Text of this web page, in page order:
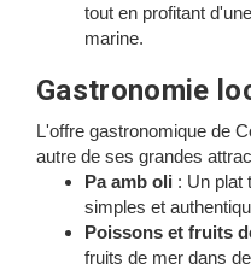
tout en profitant
marine.
Gastronomie
L'offre gastronomique de
autre de ses grandes
Pa amb oli : Un plat
simples et
Poissons et fruits
fruits de mer dans